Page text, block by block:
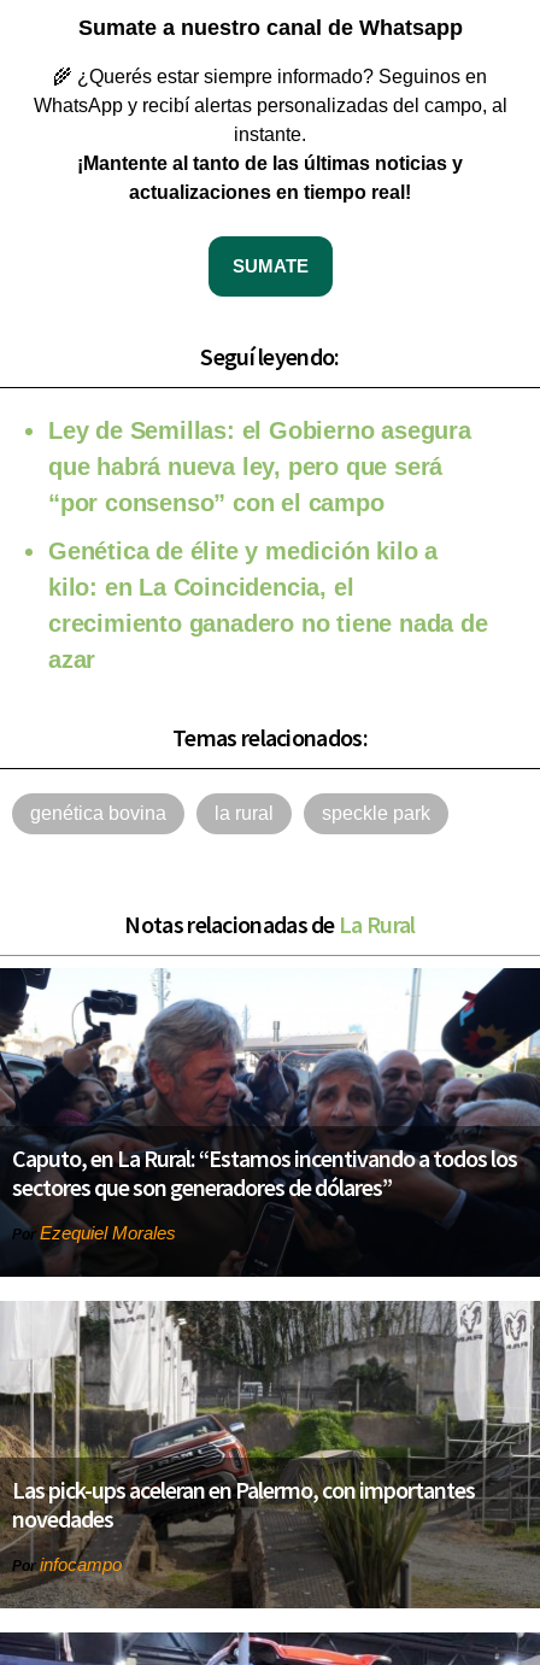
Sumate a nuestro canal de Whatsapp
🌾 ¿Querés estar siempre informado? Seguinos en
WhatsApp y recibí alertas personalizadas del campo, al
instante.
¡Mantente al tanto de las últimas noticias y
actualizaciones en tiempo real!
SUMATE
Seguí leyendo:
Ley de Semillas: el Gobierno asegura
que habrá nueva ley, pero que será
“por consenso” con el campo
Genética de élite y medición kilo a
kilo: en La Coincidencia, el
crecimiento ganadero no tiene nada de
azar
Temas relacionados:
genética bovina la rural speckle park
Notas relacionadas de La Rural
Caputo, en La Rural: “Estamos incentivando a todos los
sectores que son generadores de dólares”
Por Ezequiel Morales
Las pick-ups aceleran en Palermo, con importantes
novedades
Por infocampo